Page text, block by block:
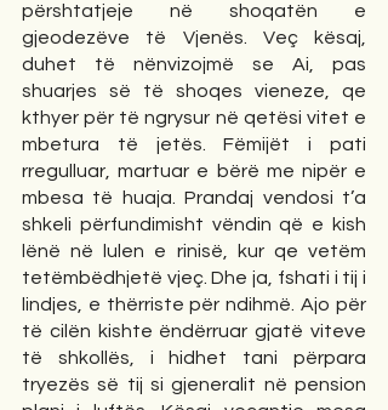
përshtatjeje në shoqatën e
gjeodezëve të Vjenës. Veç kësaj,
duhet të nënvizojmë se Ai, pas
shuarjes së të shoqes vieneze, qe
kthyer për të ngrysur në qetësi vitet e
mbetura të jetës. Fëmijët i pati
rregulluar, martuar e bërë me nipër e
mbesa të huaja. Prandaj vendosi t’a
shkeli përfundimisht vëndin që e kish
lënë në lulen e rinisë, kur qe vetëm
tetëmbëdhjetë vjeç. Dhe ja, fshati i tij i
lindjes, e thërriste për ndihmë. Ajo për
të cilën kishte ëndërruar gjatë viteve
të shkollës, i hidhet tani përpara
tryezës së tij si gjeneralit në pension